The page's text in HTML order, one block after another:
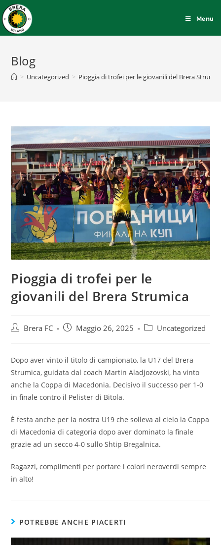
Menu
Blog
> Uncategorized > Pioggia di trofei per le giovanili del Brera
Pioggia di trofei per le
giovanili del Brera Strumica
Brera FC Maggio 26, 2025 Uncategorized
Dopo aver vinto il titolo di campionato, la U17 del Brera
Strumica, guidata dal coach Martin Aladjozovski, ha vinto
anche la Coppa di Macedonia. Decisivo il successo per 1-0
in finale contro il Pelister di Bitola.
È festa anche per la nostra U19 che solleva al cielo la Coppa
di Macedonia di categoria dopo aver dominato la finale
grazie ad un secco 4-0 sullo Shtip Bregalnica.
Ragazzi, complimenti per portare i colori neroverdi sempre
in alto!
POTREBBE ANCHE PIACERTI